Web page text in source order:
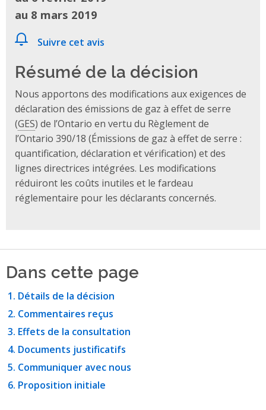
au 8 mars 2019
Suivre cet avis
Résumé de la décision
Nous apportons des modifications aux exigences de
déclaration des émissions de gaz à effet de serre
(GES) de l’Ontario en vertu du Règlement de
l’Ontario 390/18 (Émissions de gaz à effet de serre :
quantification, déclaration et vérification) et des
lignes directrices intégrées. Les modifications
réduiront les coûts inutiles et le fardeau
réglementaire pour les déclarants concernés.
Dans cette page
Détails de la décision
Commentaires reçus
Effets de la consultation
Documents justificatifs
Communiquer avec nous
Proposition initiale